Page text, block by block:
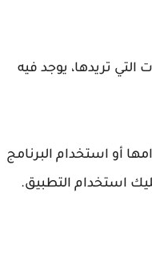
تريدها، يوجد فيه
أو استخدام البرنامج
استخدام التطبيق.